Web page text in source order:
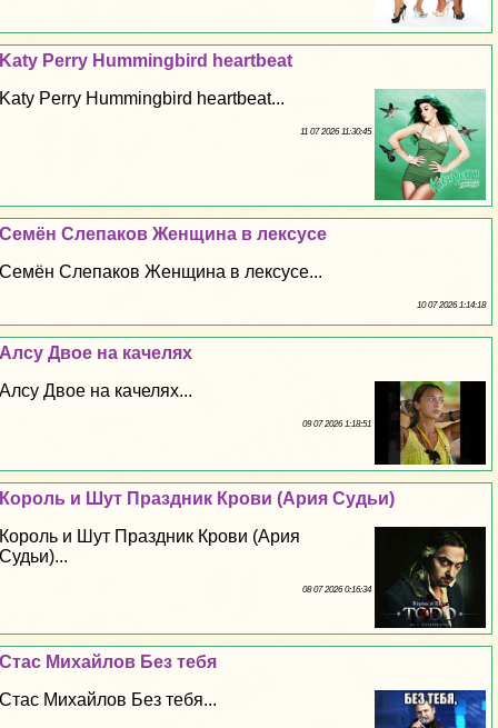
Katy Perry Hummingbird heartbeat
Katy Perry Hummingbird heartbeat...
11 07 2026 11:30:45
Семён Слепаков Женщина в лексусе
Семён Слепаков Женщина в лексусе...
10 07 2026 1:14:18
Алсу Двое на качелях
Алсу Двое на качелях...
09 07 2026 1:18:51
Король и Шут Праздник Крови (Ария Судьи)
Король и Шут Праздник Крови (Ария
Судьи)...
08 07 2026 0:16:34
Стас Михайлов Без тебя
Стас Михайлов Без тебя...